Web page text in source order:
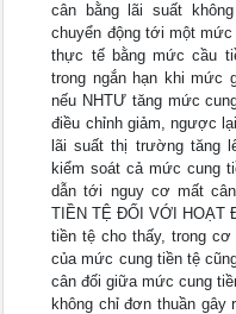
cân bằng lãi suất
chuyển động tới một
thực tế bằng mức cầu
trong ngắn hạn khi mức
nếu NHTƯ tăng mức
điều chỉnh giảm, ngược
lãi suất thị trường tăng
kiểm soát cả mức cung
dẫn tới nguy cơ mất
TIỀN TỆ ĐỐI VỚI HOẠT
tiền tệ cho thấy, trong
của mức cung tiền tệ
cân đối giữa mức cung
không chỉ đơn thuần gây